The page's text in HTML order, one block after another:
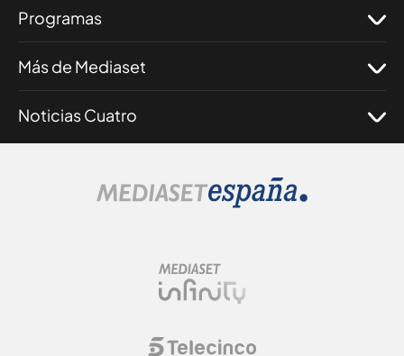
Programas
Más de Mediaset
Noticias Cuatro